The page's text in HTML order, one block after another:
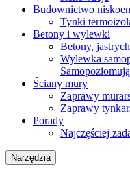
Budownictwo
Tynki
Betony i wylewki
Betony,
Wylewka
Ściany mury
Zaprawy
Zaprawy
Porady
Najczęściej
Narzędzia